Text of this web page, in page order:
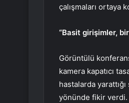
çalışmaları ortaya
“Basit girişimler,
Görüntülü
kamera kapatıcı
hastalarda
yönünde fikir verdi.